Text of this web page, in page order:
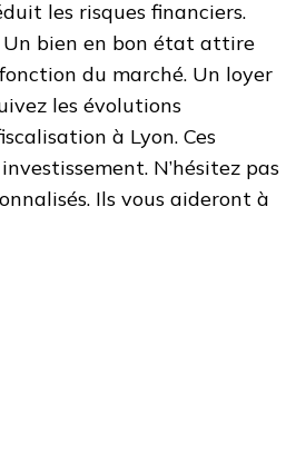
les risques financiers.
bien en bon état attire
du marché. Un loyer
les évolutions
à Lyon. Ces
N’hésitez pas
Ils vous aideront à